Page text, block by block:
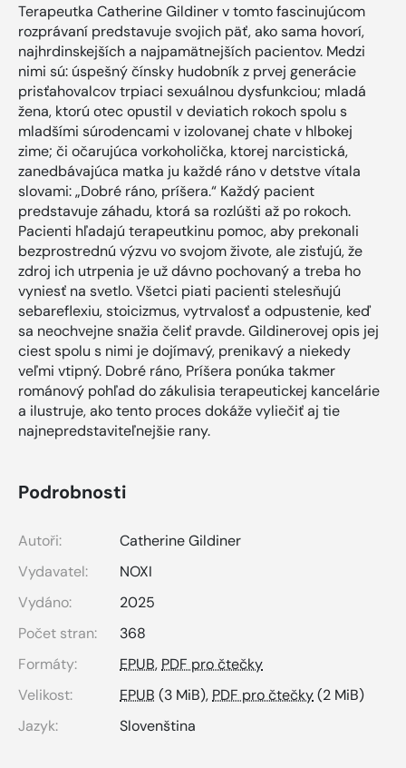
Terapeutka Catherine Gildiner v tomto fascinujúcom
rozprávaní predstavuje svojich päť, ako sama hovorí,
najhrdinskejších a najpamätnejších pacientov. Medzi
nimi sú: úspešný čínsky hudobník z prvej generácie
prisťahovalcov trpiaci sexuálnou dysfunkciou; mladá
žena, ktorú otec opustil v deviatich rokoch spolu s
mladšími súrodencami v izolovanej chate v hlbokej
zime; či očarujúca vorkoholička, ktorej narcistická,
zanedbávajúca matka ju každé ráno v detstve vítala
slovami: „Dobré ráno, príšera.“ Každý pacient
predstavuje záhadu, ktorá sa rozlúšti až po rokoch.
Pacienti hľadajú terapeutkinu pomoc, aby prekonali
bezprostrednú výzvu vo svojom živote, ale zisťujú, že
zdroj ich utrpenia je už dávno pochovaný a treba ho
vyniesť na svetlo. Všetci piati pacienti stelesňujú
sebareflexiu, stoicizmus, vytrvalosť a odpustenie, keď
sa neochvejne snažia čeliť pravde. Gildinerovej opis jej
ciest spolu s nimi je dojímavý, prenikavý a niekedy
veľmi vtipný. Dobré ráno, Príšera ponúka takmer
románový pohľad do zákulisia terapeutickej kancelárie
a ilustruje, ako tento proces dokáže vyliečiť aj tie
najnepredstaviteľnejšie rany.
Podrobnosti
Autoři:
Catherine Gildiner
Vydavatel:
NOXI
Vydáno:
2025
Počet stran:
368
Formáty:
EPUB, PDF pro čtečky
Velikost:
EPUB (3 MiB), PDF pro čtečky(2 MiB)
Jazyk:
Slovenština